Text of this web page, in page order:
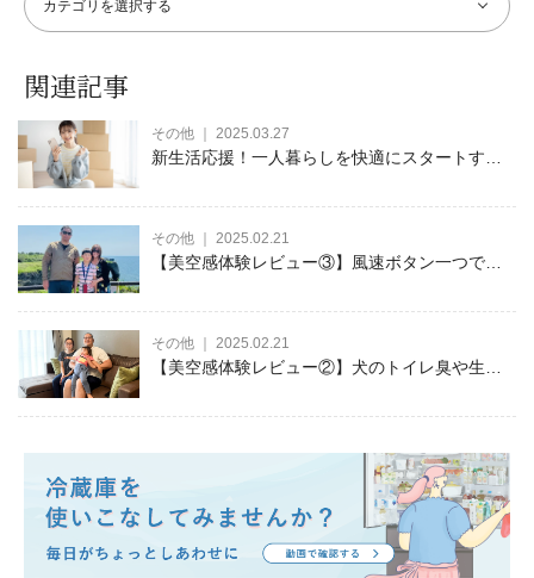
関連記事
その他 ｜ 2025.03.27
新生活応援！一人暮らしを快適にスタートする
その他 ｜ 2025.02.21
【美空感体験レビュー③】風速ボタン一つで快
空清脱臭除湿機
その他 ｜ 2025.02.21
【美空感体験レビュー②】犬のトイレ臭や生活